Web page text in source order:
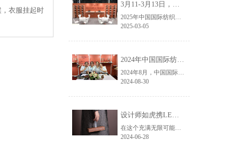
衣服挂起时
3月11-3月13日，华恩诚邀您共赴上海面辅料春夏展——华恩
2025年中国国际纺织面料及辅料（春夏）博览会即将盛大开启！感谢您对华恩品牌的关注！3.11-3.13，杭州华恩（LEMONLEE）诚邀您共赴这场春日的宴会！
2025-03-05
2024年中国国际纺织面料及辅料（秋冬）博览会完美收官！——华恩
2024年8月，中国国际纺织面料及辅料（秋冬）博览会完美收官！作为一家拥有30年历史的专业衣架制造商，我们非常荣幸能够参与这一盛会，并在此期间与众多客户进行了广泛而深入的交流。
2024-08-30
设计师如虎携LEMONLEE红雪松礼盒荣获第六届未来·已来香港新锐当代设计奖铜奖
在这个充满无限可能的2024年夏季，LEMONLEE品牌设计师如虎以其非凡的创意与对自然的深刻理解，精心打造的红雪松木球礼盒，在“2024未来·已来——第六届香港新锐当代设计奖”中摘得铜奖。这不仅是对设计师如虎原创设计能力的嘉奖，更是对LEMONLEE品牌的高度认可。
2024-06-28